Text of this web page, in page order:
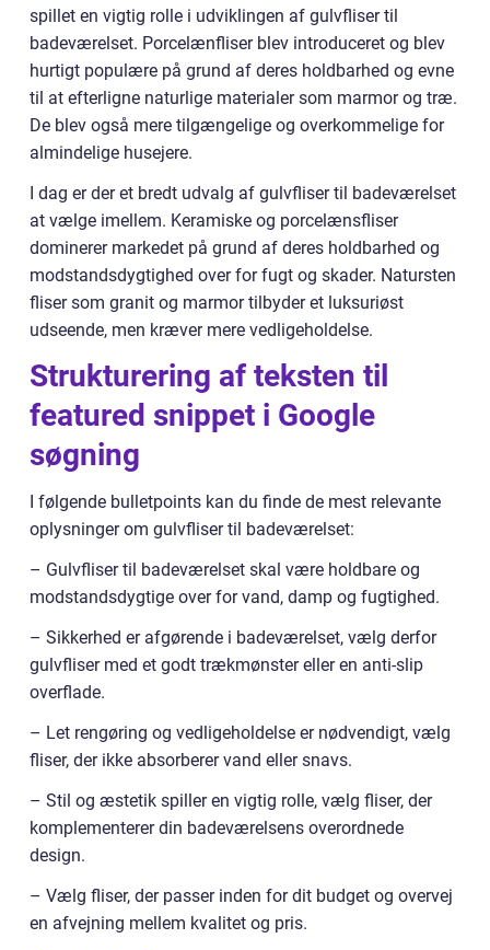
spillet en vigtig rolle i udviklingen af gulvfliser til
badeværelset. Porcelænfliser blev introduceret og blev
hurtigt populære på grund af deres holdbarhed og evne
til at efterligne naturlige materialer som marmor og træ.
De blev også mere tilgængelige og overkommelige for
almindelige husejere.
I dag er der et bredt udvalg af gulvfliser til badeværelset
at vælge imellem. Keramiske og porcelænsfliser
dominerer markedet på grund af deres holdbarhed og
modstandsdygtighed over for fugt og skader. Natursten
fliser som granit og marmor tilbyder et luksuriøst
udseende, men kræver mere vedligeholdelse.
Strukturering af teksten til
featured snippet i Google
søgning
I følgende bulletpoints kan du finde de mest relevante
oplysninger om gulvfliser til badeværelset:
– Gulvfliser til badeværelset skal være holdbare og
modstandsdygtige over for vand, damp og fugtighed.
– Sikkerhed er afgørende i badeværelset, vælg derfor
gulvfliser med et godt trækmønster eller en anti-slip
overflade.
– Let rengøring og vedligeholdelse er nødvendigt, vælg
fliser, der ikke absorberer vand eller snavs.
– Stil og æstetik spiller en vigtig rolle, vælg fliser, der
komplementerer din badeværelsens overordnede
design.
– Vælg fliser, der passer inden for dit budget og overvej
en afvejning mellem kvalitet og pris.